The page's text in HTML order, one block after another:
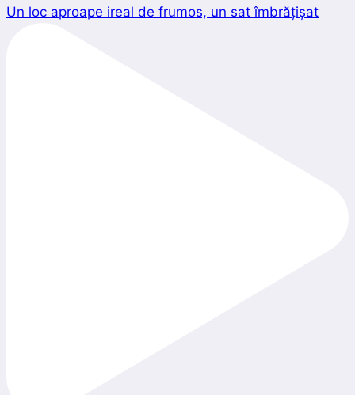
Un loc aproape ireal de frumos, un sat îmbrățișat